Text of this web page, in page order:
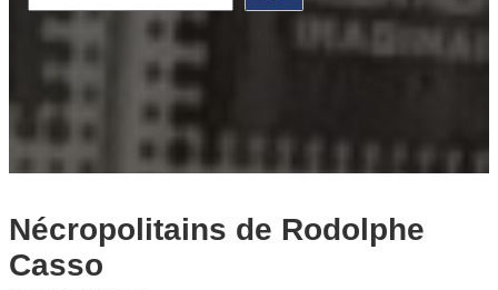
c
Nécropolitains de Rodolphe
Casso